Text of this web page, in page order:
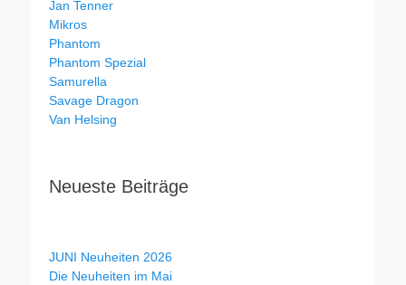
Jan Tenner
Mikros
Phantom
Phantom Spezial
Samurella
Savage Dragon
Van Helsing
Neueste Beiträge
JUNI Neuheiten 2026
Die Neuheiten im Mai